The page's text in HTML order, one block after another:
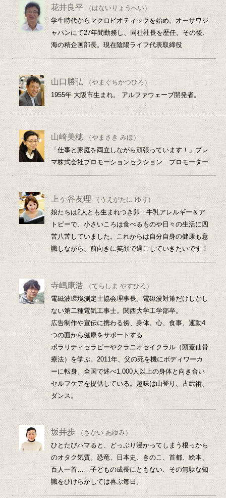
花井良平 （はないりょうへい）
学生時代からマクロビオティックを始め、オーサワジ
ャパンにて27年間勤務し、同社社長を歴任。その後、
海の精企画部長。現在陰陽ライフ代表取締役
山口勝弘
（やまぐちかつひろ）
1955年 大阪市生まれ。 アルファウェーブ開発者。
山崎美穂 （やまさき みほ）
「仕事と家庭を両立しながら頑張っています！」プレ
マ株式会社プロモーションセクション プロモーター
上ヶ谷友理
（うえがたに ゆり）
娘たちは2人とも生まれつき卵・牛乳アレルギー＆ア
トピーで、小さいころは食べるものや日々の生活に四
苦八苦していました。これからは自分自身の健康も意
識しながら、前向きに笑顔で過ごしていきたいです！
寺嶋康浩
（てらしま やすひろ）
電磁波環境測定士協会理事長。電磁波対策だけしかし
ない第二種電気工事士。関西大学工学部卒。
広告制作や宣伝に携わる傍、身体、心、食事、運動4
つの面から健康をサポートする
ポラリティセラピーやクラニオセイクラル（頭蓋仙骨
療法）を学ぶ。2011年、父の死を機にボディワーカ
ーに転身。全国で述べ1,000人以上の身体と向き合い
セルフケアを提供している。趣味は山登り、古武術、
ダンス。
坂井歩
（さかい あゆみ）
ひとたびハマると、どっぷり浸かってしまう根っから
のオタク気質。恐竜、日本史、きのこ、首都、絵本、
百人一首……子どもの成長にともない、その無駄な知
識をひけらかしては喜ぶ毎日。